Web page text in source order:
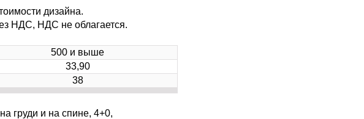
дизайна.
НДС, НДС не облагается.
500 и выше
33,90
38
груди и на спине, 4+0,